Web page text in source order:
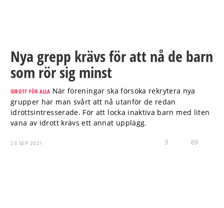
Nya grepp krävs för att nå de barn
som rör sig minst
IDROTT FÖR ALLA När föreningar ska försöka rekrytera nya
grupper har man svårt att nå utanför de redan
idrottsintresserade. För att locka inaktiva barn med liten
vana av idrott krävs ett annat upplägg.
23 SEP 2021 3 69